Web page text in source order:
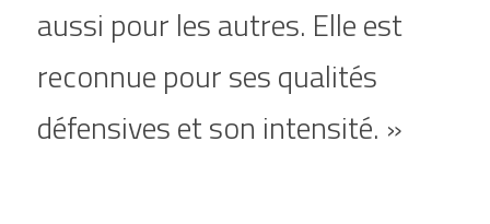
aussi pour les autres. Elle est
reconnue pour ses qualités
défensives et son intensité. »